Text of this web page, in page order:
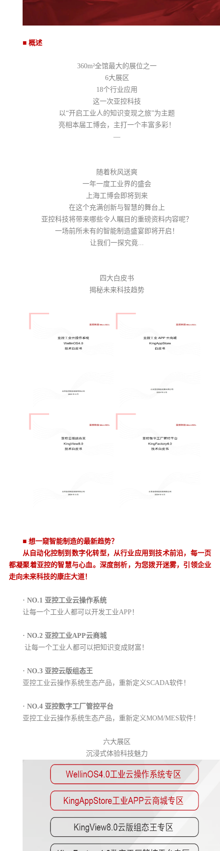
■ 概述
360m²全馆最大的展位之一
6大展区
18个行业应用
这一次亚控科技
以“开启工业人的知识变现之旅”为主题
亮相本届工博会，主打一个丰富多彩！
—
随着秋风送爽
一年一度工业界的盛会
上海工博会即将到来
在这个充满创新与智慧的舞台上
亚控科技将带来哪些令人瞩目的重磅资料内容呢？
一场前所未有的智能制造盛宴即将开启！
让我们一探究竟...
四大白皮书
揭秘未来科技趋势
■ 想一窥智能制造的最新趋势？
从自动化控制到数字化转型，从行业应用到技术前沿，每一页
都凝聚着亚控的智慧与心血。深度剖析，为您拨开迷雾，引领企业
走向未来科技的康庄大道！
· NO.1 亚控工业云操作系统
让每一个工业人都可以开发工业APP！
· NO.2 亚控工业APP云商城
让每一个工业人都可以把知识变成财富！
· NO.3 亚控云版组态王
亚控工业云操作系统生态产品，重新定义SCADA软件！
· NO.4 亚控数字工厂管控平台
亚控工业云操作系统生态产品，重新定义MOM/MES软件！
六大展区
沉浸式体验科技魅力